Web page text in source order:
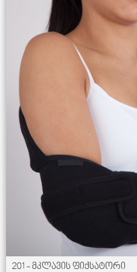
201 - მკლავის ფიქსატორი